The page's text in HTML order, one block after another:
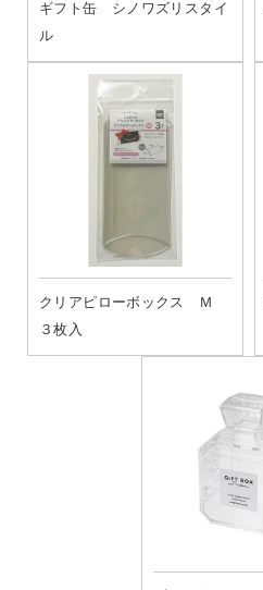
ギフト缶 シノワズリスタイ
ル
クリアピローボックス Ｍ
３枚入